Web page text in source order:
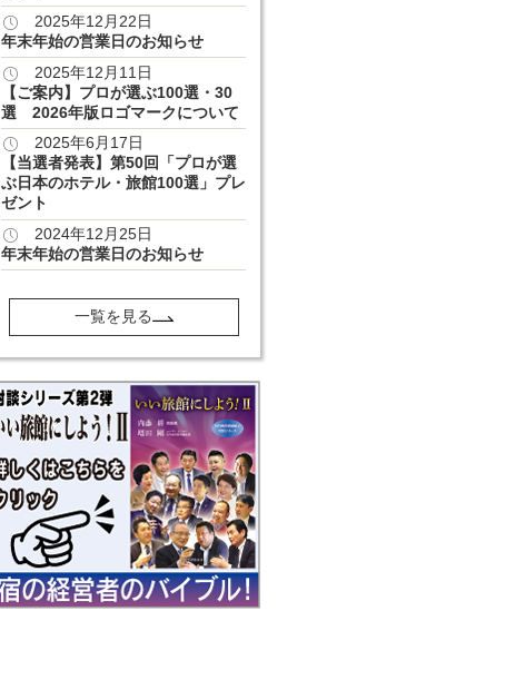
2025年12月22日
年末年始の営業日のお知らせ
2025年12月11日
【ご案内】プロが選ぶ100選・30
選 2026年版ロゴマークについて
2025年6月17日
【当選者発表】第50回「プロが選
ぶ日本のホテル・旅館100選」プレ
ゼント
2024年12月25日
年末年始の営業日のお知らせ
一覧を見る